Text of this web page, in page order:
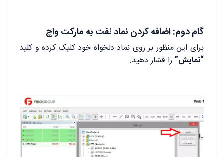
گام دوم: اضافه کردن نماد نفت به مارکت واچ
برای این منظور بر روی نماد دلخواه خود کلیک کرده و کلید
“نمایش” را فشار دهید.